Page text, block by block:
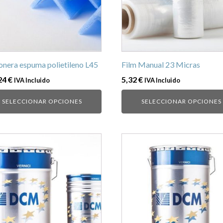
espuma polietileno L45
€ IVA Incluido
SELECCIONAR OPCIONES
Film Manual 23 Micras
5,32€ IVA Incluido
SELECCIONAR OPCIONES
opciones
se
pueden
elegir
en
la
página
producto
producto
variantes.
opciones